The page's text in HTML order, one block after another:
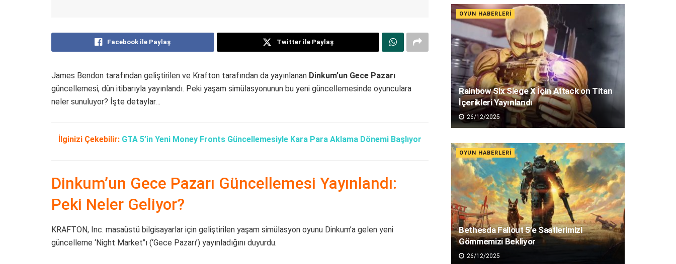
Facebook ile Paylaş Twitter ile Paylaş
James Bendon tarafından geliştirilen ve Krafton tarafından da yayınlanan Dinkum’un Gece Pazarı
güncellemesi, dün itibarıyla yayınlandı. Peki yaşam simülasyonunun bu yeni güncellemesinde oyunculara
neler sunuluyor? İşte detaylar…
İlginizi Çekebilir: GTA 5’in Yeni Money Fronts Güncellemesiyle Kara Para Aklama Dönemi Başlıyor
Dinkum’un Gece Pazarı Güncellemesi Yayınlandı:
Peki Neler Geliyor?
KRAFTON, Inc. masaüstü bilgisayarlar için geliştirilen yaşam simülasyon oyunu Dinkum’a gelen yeni
güncelleme ‘Night Market’’ı (‘Gece Pazarı’) yayınladığını duyurdu.
OYUN HABERLERI
Rainbow Six Siege X İçin Attack on Titan
İçerikleri Yayınlandı
26/12/2025
OYUN HABERLERI
Bethesda Fallout 5’e Saatlerimizi
Gömmemizi Bekliyor
26/12/2025